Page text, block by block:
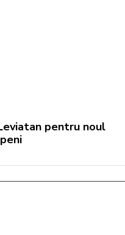
pentru noul